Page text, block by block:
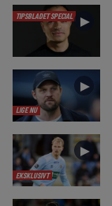
TIPSBLADET SPECIAL ►
LIGE NU
►
EKSKLUSIVT
►